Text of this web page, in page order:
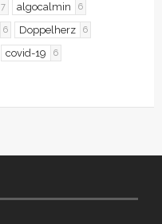
7 algocalmin 6
6 Doppelherz 6
covid-19 6